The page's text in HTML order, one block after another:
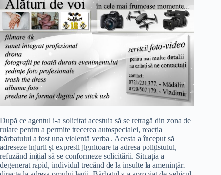
După ce agentul i-a solicitat acestuia să se retragă din zona de
rulare pentru a permite trecerea autospecialei, reacția
bărbatului a fost una violentă verbal. Acesta a început să
adreseze injurii și expresii jignitoare la adresa polițistului,
refuzând inițial să se conformeze solicitării. Situația a
degenerat rapid, individul trecând de la insulte la amenințări